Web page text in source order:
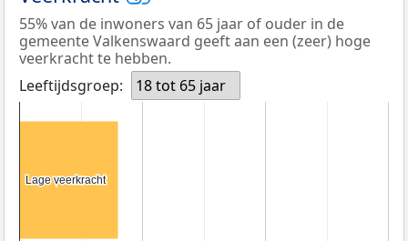
55% van de inwoners van 65 jaar of ouder in de
gemeente Valkenswaard geeft aan een (zeer) hoge
veerkracht te hebben.
Leeftijdsgroep:
18 tot 65 jaar
Lage veerkracht
Lage veerkracht